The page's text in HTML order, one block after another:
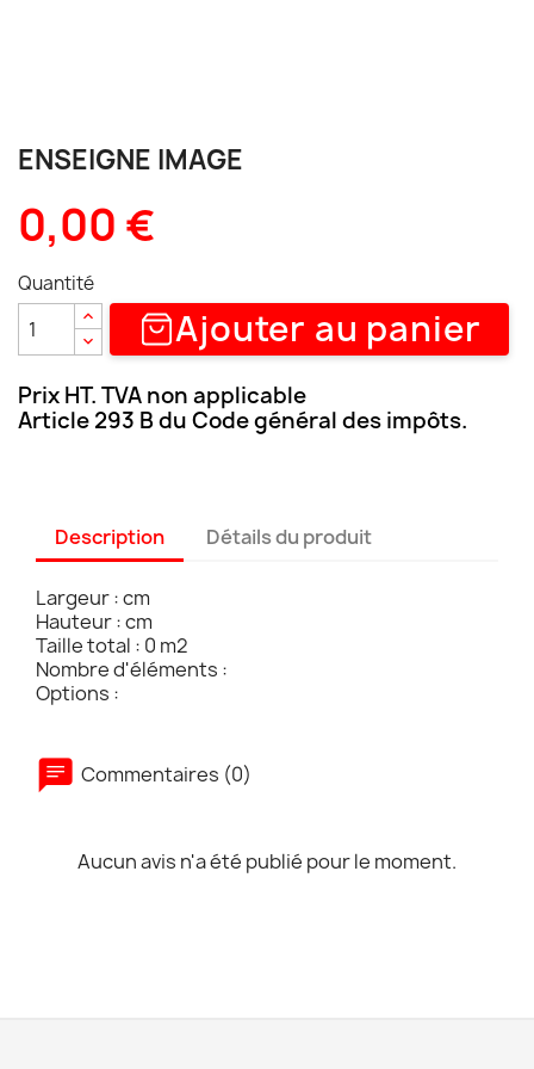
ENSEIGNE IMAGE
0,00 €
Quantité
Ajouter au panier
Prix HT. TVA non applicable
Article 293 B du Code général des impôts.
Description Détails du produit
Largeur : cm
Hauteur : cm
Taille total : 0 m2
Nombre d'éléments :
Options :
Commentaires (0)
Aucun avis n'a été publié pour le moment.